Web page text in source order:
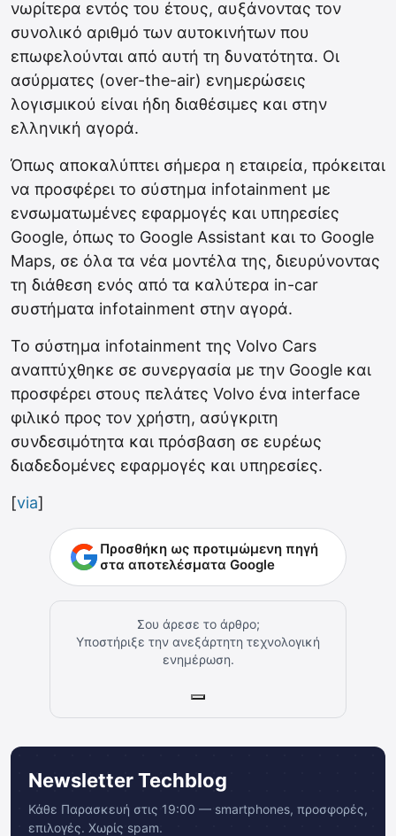
νωρίτερα εντός του έτους, αυξάνοντας τον
συνολικό αριθμό των αυτοκινήτων που
επωφελούνται από αυτή τη δυνατότητα. Οι
ασύρματες (over-the-air) ενημερώσεις
λογισμικού είναι ήδη διαθέσιμες και στην
ελληνική αγορά.
Όπως αποκαλύπτει σήμερα η εταιρεία, πρόκειται
να προσφέρει το σύστημα infotainment με
ενσωματωμένες εφαρμογές και υπηρεσίες
Google, όπως το Google Assistant και το Google
Maps, σε όλα τα νέα μοντέλα της, διευρύνοντας
τη διάθεση ενός από τα καλύτερα in-car
συστήματα infotainment στην αγορά.
Το σύστημα infotainment της Volvo Cars
αναπτύχθηκε σε συνεργασία με την Google και
προσφέρει στους πελάτες Volvo ένα interface
φιλικό προς τον χρήστη, ασύγκριτη
συνδεσιμότητα και πρόσβαση σε ευρέως
διαδεδομένες εφαρμογές και υπηρεσίες.
[via]
Προσθήκη ως προτιμώμενη πηγή
στα αποτελέσματα Google
Σου άρεσε το άρθρο;
Υποστήριξε την ανεξάρτητη τεχνολογική
ενημέρωση.
Newsletter Techblog
Κάθε Παρασκευή στις 19:00 — smartphones, προσφορές,
επιλογές. Χωρίς spam.